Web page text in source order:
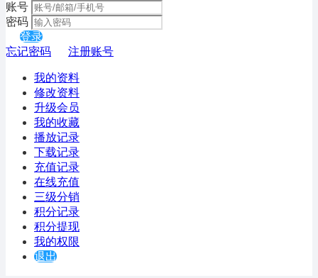
账号
密码
登录
忘记密码
注册账号
我的资料
修改资料
升级会员
我的收藏
播放记录
下载记录
充值记录
在线充值
三级分销
积分记录
积分提现
我的权限
退出